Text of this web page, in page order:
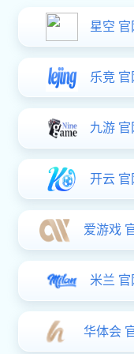
全部产品分类
不锈钢管材管件
球墨铸铁管材/管件
螺旋钢管
直缝
电力金具
支吊
灌浆套筒
二次供
矿业管路连接件
全部 焊管
电力金属导管